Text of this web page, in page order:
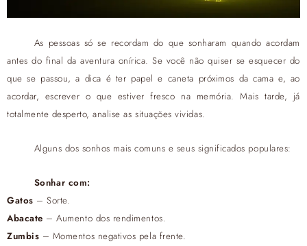
As pessoas só se recordam do que sonharam quando acordam
antes do final da aventura onírica. Se você não quiser se esquecer do
que se passou, a dica é ter papel e caneta próximos da cama e, ao
acordar, escrever o que estiver fresco na memória. Mais tarde, já
totalmente desperto, analise as situações vividas.
Alguns dos sonhos mais comuns e seus significados populares:
Sonhar com:
Gatos – Sorte.
Abacate – Aumento dos rendimentos.
Zumbis – Momentos negativos pela frente.